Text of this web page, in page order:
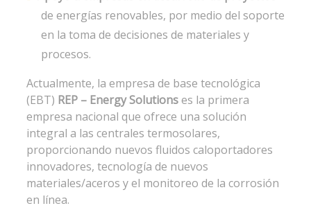
de energías renovables, por medio del soporte
en la toma de decisiones de materiales y
procesos.
Actualmente, la empresa de base tecnológica
(EBT) REP – Energy Solutionses la primera
empresa nacional que ofrece una solución
integral a las centrales termosolares,
proporcionando nuevos fluidos caloportadores
innovadores, tecnología de nuevos
materiales/aceros y el monitoreo de la corrosión
en línea.